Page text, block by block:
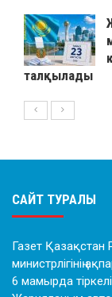
талқылады
САЙТ ТУРАЛЫ
Газет Қазақстан
министрлігінің
6 мамырда